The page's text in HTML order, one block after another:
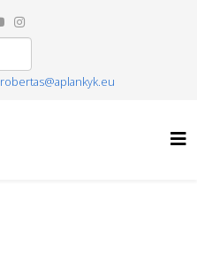
robertas@aplankyk.eu